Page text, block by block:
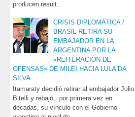
producen result...
CRISIS DIPLOMÁTICA /
BRASIL RETIRA SU
EMBAJADOR EN LA
ARGENTINA POR LA
«REITERACIÓN DE
OFENSAS» DE MILEI HACIA LULA DA
SILVA
Itamaraty decidió retirar al embajador Julio
Bitelli y rebajó, por primera vez en
décadas, su vínculo con el Gobierno